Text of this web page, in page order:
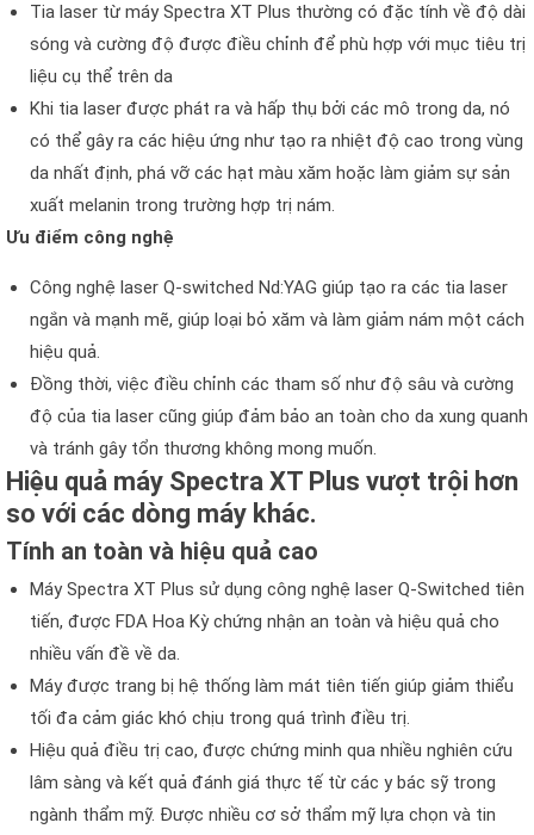
Tia laser từ máy Spectra XT Plus thường có đặc tính về độ dài
sóng và cường độ được điều chỉnh để phù hợp với mục tiêu trị
liệu cụ thể trên da
Khi tia laser được phát ra và hấp thụ bởi các mô trong da, nó
có thể gây ra các hiệu ứng như tạo ra nhiệt độ cao trong vùng
da nhất định, phá vỡ các hạt màu xăm hoặc làm giảm sự sản
xuất melanin trong trường hợp trị nám.
Ưu điểm công nghệ
Công nghệ laser Q-switched Nd:YAG giúp tạo ra các tia laser
ngắn và mạnh mẽ, giúp loại bỏ xăm và làm giảm nám một cách
hiệu quả.
Đồng thời, việc điều chỉnh các tham số như độ sâu và cường
độ của tia laser cũng giúp đảm bảo an toàn cho da xung quanh
và tránh gây tổn thương không mong muốn.
Hiệu quả máy Spectra XT Plus vượt trội hơn
so với các dòng máy khác.
Tính an toàn và hiệu quả cao
Máy Spectra XT Plus sử dụng công nghệ laser Q-Switched tiên
tiến, được FDA Hoa Kỳ chứng nhận an toàn và hiệu quả cho
nhiều vấn đề về da.
Máy được trang bị hệ thống làm mát tiên tiến giúp giảm thiểu
tối đa cảm giác khó chịu trong quá trình điều trị.
Hiệu quả điều trị cao, được chứng minh qua nhiều nghiên cứu
lâm sàng và kết quả đánh giá thực tế từ các y bác sỹ trong
ngành thẩm mỹ. Được nhiều cơ sở thẩm mỹ lựa chọn và tin